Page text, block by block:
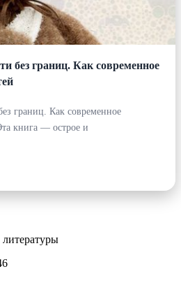
без границ. Как современное
границ. Как современное
книга — острое и